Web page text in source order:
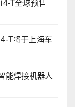
T全球预售
T将于上海车
能焊接机器人